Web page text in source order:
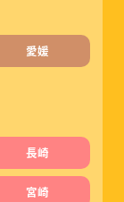
愛媛
長崎
宮崎